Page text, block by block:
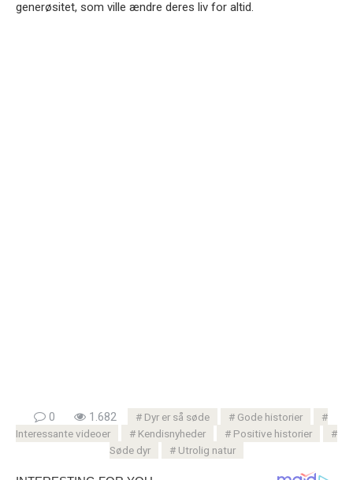
generøsitet, som ville ændre deres liv for altid.
0 1.682 Dyr er så søde
Gode ​​historier
Interessante videoer
Kendisnyheder
Positive historier
Søde dyr
Utrolig natur